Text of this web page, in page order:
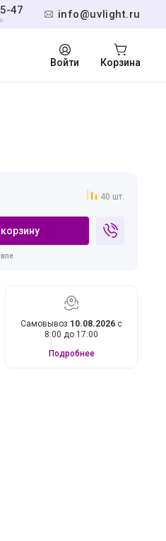
info@uvlight.ru
47
Войти Корзина
40 шт.
Самовывоз 10.08.2026 с
8:00 до 17:00
Подробнее